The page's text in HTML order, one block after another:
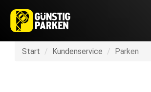
Start Kundenservice Parken